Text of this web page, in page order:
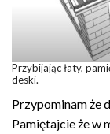
Przybijając łaty,
deski.
Przypominam że
Pamiętajcie że w